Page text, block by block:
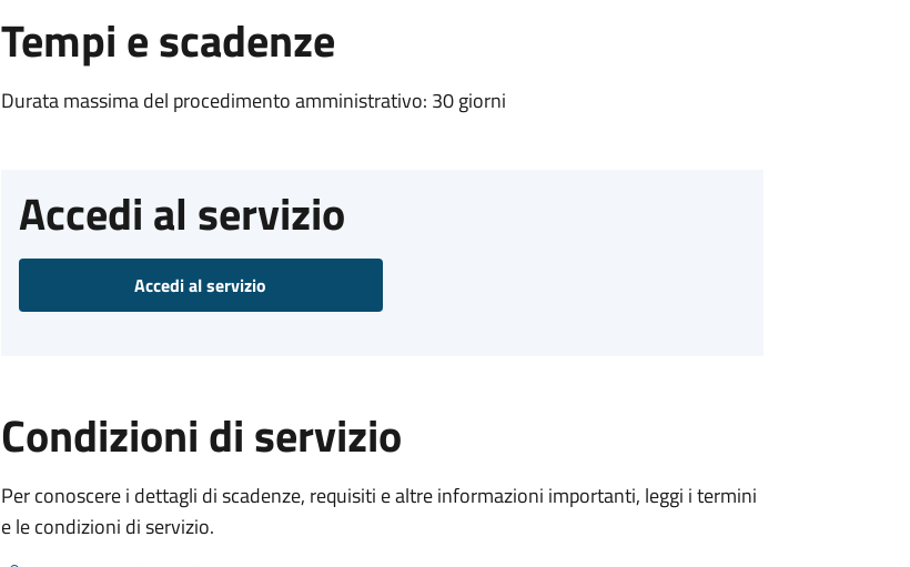
Tempi e scadenze
Durata massima del procedimento amministrativo: 30 giorni
Accedi al servizio
Accedi al servizio
Condizioni di servizio
Per conoscere i dettagli di scadenze, requisiti e altre informazioni importanti, leggi i termini
e le condizioni di servizio.